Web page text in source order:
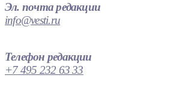
Эл. почта редакции
info@vesti.ru
Телефон редакции
+7 495 232 63 33